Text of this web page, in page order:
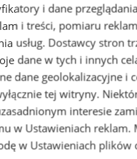
w Wodzisławiu
i dane
i treści, pomiaru
usług. Dostawcy stron
dane w tych i innych
dane geolokalizacyjne i
tej witryny.
interesie
w Ustawieniach reklam.
w Ustawieniach plików